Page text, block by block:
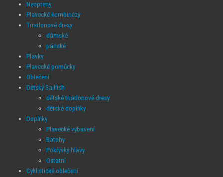
Neopreny
Plavecké kombinézy
Triatlonové dresy
dámské
pánské
Plavky
Plavecké pomůcky
Oblečení
Dětský Sailfish
dětské triatlonové dresy
dětské doplňky
Doplňky
Plavecké vybavení
Batohy
Pokrývky hlavy
Ostatní
Cyklistické oblečení